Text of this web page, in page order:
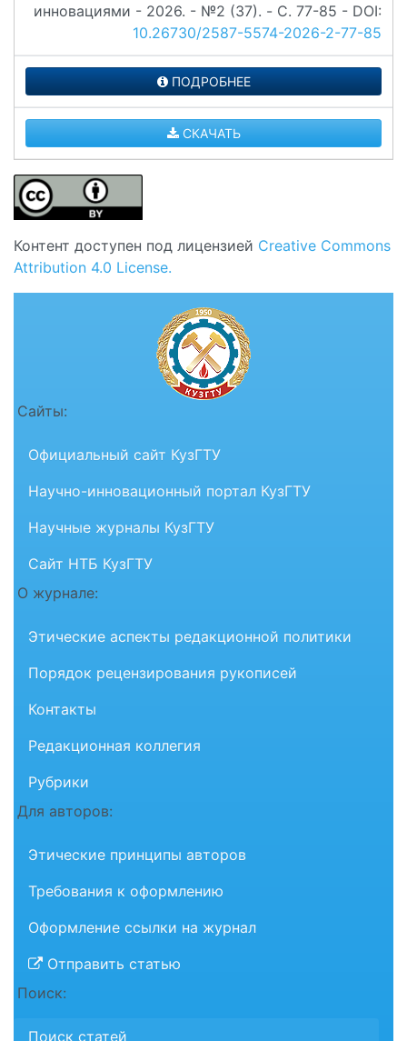
инновациями - 2026. - №2 (37). - C. 77-85 - DOI:
10.26730/2587-5574-2026-2-77-85
ПОДРОБНЕЕ
СКАЧАТЬ
Контент доступен под лицензией Creative Commons
Attribution 4.0 License.
Сайты:
Официальный сайт КузГТУ
Научно-инновационный портал КузГТУ
Научные журналы КузГТУ
Сайт НТБ КузГТУ
О журнале:
Этические аспекты редакционной политики
Порядок рецензирования рукописей
Контакты
Редакционная коллегия
Рубрики
Для авторов:
Этические принципы авторов
Требования к оформлению
Оформление ссылки на журнал
Отправить статью
Поиск:
Поиск статей